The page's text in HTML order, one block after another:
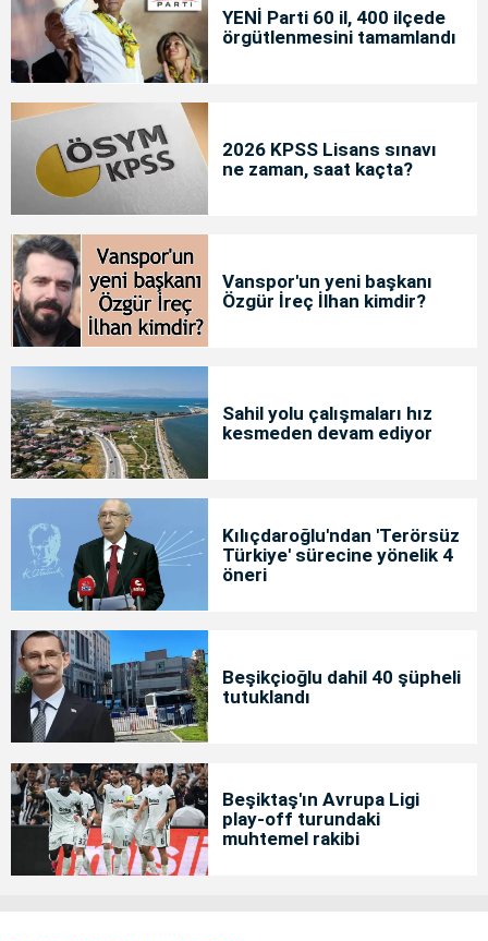
YENİ Parti 60 il, 400 ilçede
örgütlenmesini tamamlandı
2026 KPSS Lisans sınavı
ne zaman, saat kaçta?
Vanspor'un yeni başkanı
Özgür İreç İlhan kimdir?
Sahil yolu çalışmaları hız
kesmeden devam ediyor
Kılıçdaroğlu'ndan 'Terörsüz
Türkiye' sürecine yönelik 4
öneri
Beşikçioğlu dahil 40 şüpheli
tutuklandı
Beşiktaş'ın Avrupa Ligi
play-off turundaki
muhtemel rakibi